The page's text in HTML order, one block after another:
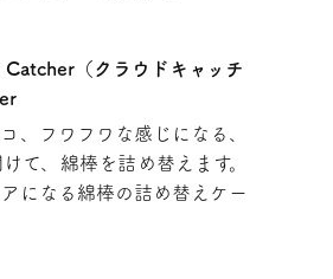
（クラウドキャッチ
、フワフワな感じになる、
て、綿棒を詰め替えます。
になる綿棒の詰め替えケー